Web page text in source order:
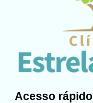
Acesso rápido